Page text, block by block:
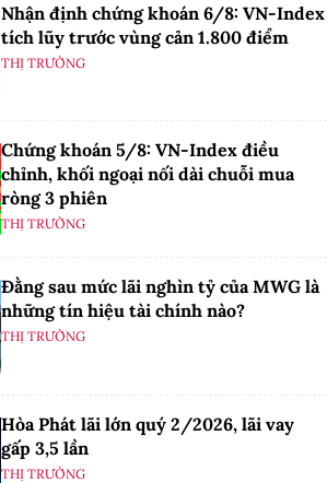
Nhận định chứng khoán 6/8: VN-Index
tích lũy trước vùng cản 1.800 điểm
THỊ TRƯỜNG
Chứng khoán 5/8: VN-Index điều
chỉnh, khối ngoại nối dài chuỗi mua
ròng 3 phiên
THỊ TRƯỜNG
Đằng sau mức lãi nghìn tỷ của MWG là
những tín hiệu tài chính nào?
THỊ TRƯỜNG
Hòa Phát lãi lớn quý 2/2026, lãi vay
gấp 3,5 lần
THỊ TRƯỜNG